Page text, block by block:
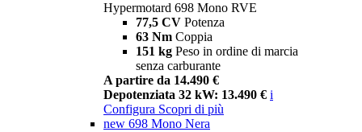
Hypermotard 698 Mono RVE
77,5 CV Potenza
63 Nm Coppia
151 kg Peso in ordine di marcia
senza carburante
A partire da 14.490 €
Depotenziata 32 kW: 13.490 € i
Configura Scopri di più
new 698 Mono Nera